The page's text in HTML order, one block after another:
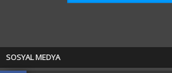
SOSYAL MEDYA